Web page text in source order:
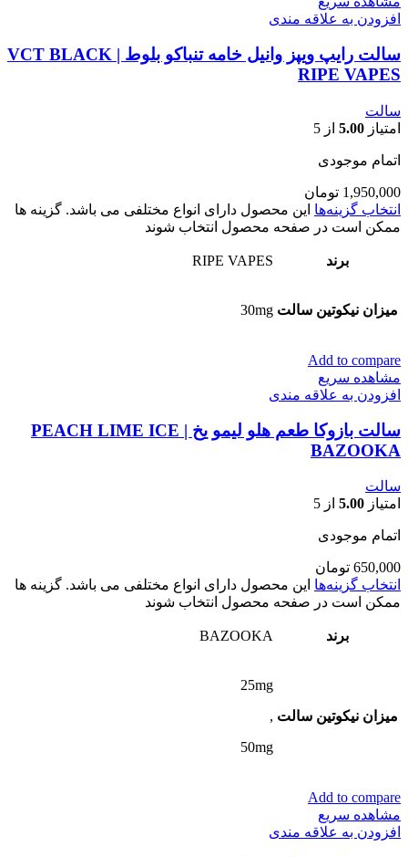
افزودن به علاقه مندی
سالت رایپ ویپز وانیل خامه تنباکو بلوط | VCT BLACK
RIPE VAPES
سالت
امتیاز 5.00 از 5
اتمام موجودی
1,950,000 تومان
انتخاب گزینه‌ها این محصول دارای انواع مختلفی می باشد. گزینه ها
ممکن است در صفحه محصول انتخاب شوند
برند RIPE VAPES
میزان نیکوتین سالت 30mg
Add to compare
مشاهده سریع
افزودن به علاقه مندی
سالت بازوکا طعم هلو لیمو یخ | PEACH LIME ICE
BAZOOKA
سالت
امتیاز 5.00 از 5
اتمام موجودی
650,000 تومان
انتخاب گزینه‌ها این محصول دارای انواع مختلفی می باشد. گزینه ها
ممکن است در صفحه محصول انتخاب شوند
برند BAZOOKA
میزان نیکوتین سالت
25mg
,
50mg
Add to compare
مشاهده سریع
افزودن به علاقه مندی